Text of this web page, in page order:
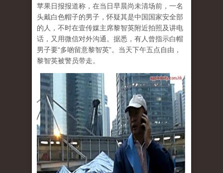
苹果日报报道称，在当日早晨尚未清场前，一名
头戴白色帽子的男子，怀疑其是中国国家安全部
的人，不时在壹传媒主席黎智英附近拍照及讲电
话，又用微信对外沟通。据悉，有人曾指示白帽
男子要“多啲留意黎智英”。当天下午五点自由，
黎智英被警员带走。